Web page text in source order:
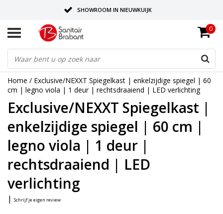
SHOWROOM IN NIEUWKUIJK
BEZORGING OP AFSPRAAK
LEVERING EN REALISATIE ONDER EEN DAK!
0
Home / Exclusive/NEXXT Spiegelkast | enkelzijdige spiegel | 60
cm | legno viola | 1 deur | rechtsdraaiend | LED verlichting
Exclusive/NEXXT Spiegelkast |
enkelzijdige spiegel | 60 cm |
legno viola | 1 deur |
rechtsdraaiend | LED
verlichting
| Schrijf je eigen review